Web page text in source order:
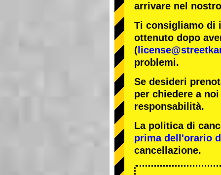
arrivare nel
Ti consigliamo di
ottenuto dopo
(
problemi.
Se desideri
per chiedere a
responsabilità.
La politica di
prima dell'orario
cancellazione.